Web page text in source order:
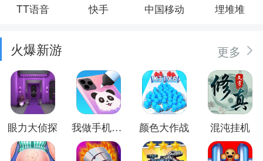
TT语音 快手 中国移动 埋堆堆
火爆新游 更多
眼力大侦探 我做手机壳特好看 颜色大作战 混沌挂机